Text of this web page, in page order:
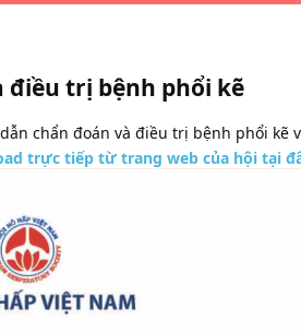
điều trị bệnh phổi kẽ
chẩn đoán và điều trị bệnh phổi kẽ
trực tiếp từ trang web của hội tại